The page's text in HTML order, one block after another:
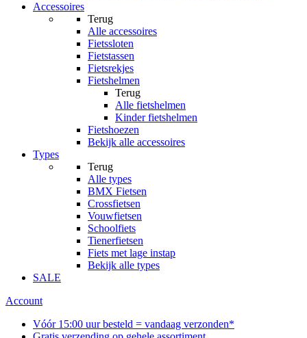
Accessoires
Terug
Alle accessoires
Fietssloten
Fietstassen
Fietsrekjes
Fietshelmen
Terug
Alle fietshelmen
Kinder fietshelmen
Fietshoezen
Bekijk alle accessoires
Types
Terug
Alle types
BMX Fietsen
Crossfietsen
Vouwfietsen
Schoolfiets
Tienerfietsen
Fiets met lage instap
Bekijk alle types
SALE
Account
Vóór 15:00 uur besteld = vandaag verzonden*